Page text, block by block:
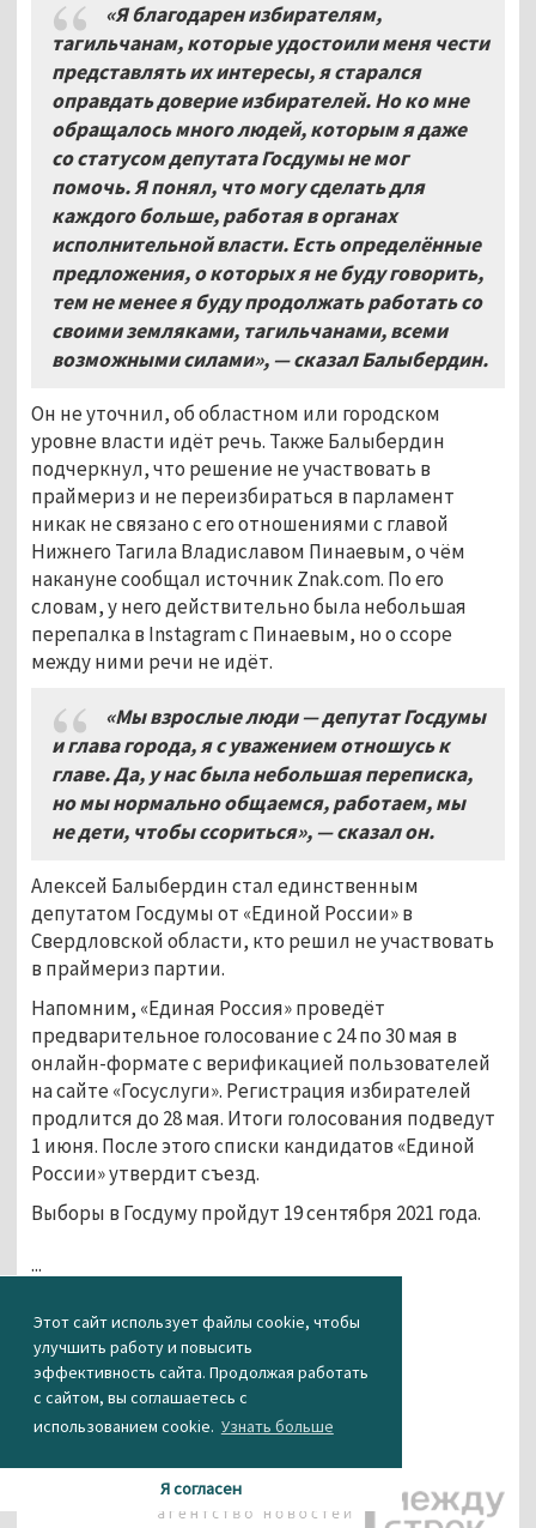
Этот сайт использует файлы cookie, чтобы
улучшить работу и повысить
эффективность сайта. Продолжая работать
с сайтом, вы соглашаетесь с
использованием cookie. Узнать больше
Я согласен
«Я благодарен избирателям,
тагильчанам, которые удостоили меня чести
представлять их интересы, я старался
оправдать доверие избирателей. Но ко мне
обращалось много людей, которым я даже
со статусом депутата Госдумы не мог
помочь. Я понял, что могу сделать для
каждого больше, работая в органах
исполнительной власти. Есть определённые
предложения, о которых я не буду говорить,
тем не менее я буду продолжать работать со
своими земляками, тагильчанами, всеми
возможными силами», — сказал Балыбердин.
Он не уточнил, об областном или городском
уровне власти идёт речь. Также Балыбердин
подчеркнул, что решение не участвовать в
праймериз и не переизбираться в парламент
никак не связано с его отношениями с главой
Нижнего Тагила Владиславом Пинаевым, о чём
накануне сообщал источник Znak.com. По его
словам, у него действительно была небольшая
перепалка в Instagram с Пинаевым, но о ссоре
между ними речи не идёт.
«Мы взрослые люди — депутат Госдумы
и глава города, я с уважением отношусь к
главе. Да, у нас была небольшая переписка,
но мы нормально общаемся, работаем, мы
не дети, чтобы ссориться», — сказал он.
Алексей Балыбердин стал единственным
депутатом Госдумы от «Единой России» в
Свердловской области, кто решил не участвовать
в праймериз партии.
Напомним, «Единая Россия» проведёт
предварительное голосование с 24 по 30 мая в
онлайн-формате с верификацией пользователей
на сайте «Госуслуги». Регистрация избирателей
продлится до 28 мая. Итоги голосования подведут
1 июня. После этого списки кандидатов «Единой
России» утвердит съезд.
Выборы в Госдуму пройдут 19 сентября 2021 года.
...